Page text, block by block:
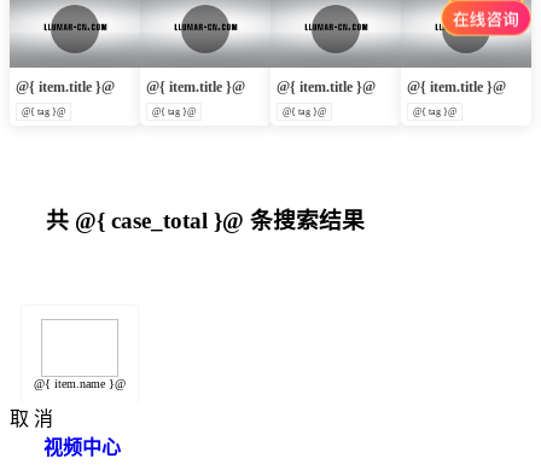
@{ item.title }@
@{ tag }@
@{ item.title }@
@{ tag }@
@{ item.title }@
@{ tag }@
@{ item.title }@
@{ tag }@
共 @{ case_total }@ 条搜索结果
@{ item.name }@
取 消
视频中心